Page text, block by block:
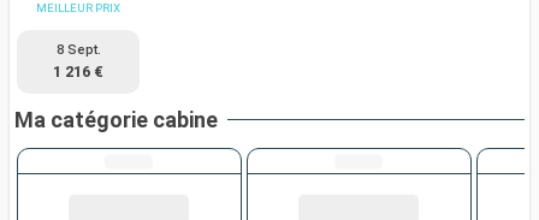
MEILLEUR PRIX
8 Sept.
1 216 €
Ma catégorie cabine